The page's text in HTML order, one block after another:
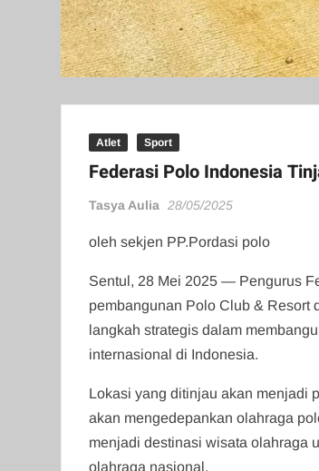
Atlet Sport
Federasi Polo Indonesia
Tasya Aulia 28/05/2025
oleh sekjen PP.Pordasi polo
Sentul, 28 Mei 2025 — Pengurus
pembangunan Polo Club & Resort
langkah strategis dalam
internasional di Indonesia.
Lokasi yang ditinjau akan menjadi
akan mengedepankan olahraga
menjadi destinasi wisata olahraga
olahraga nasional.